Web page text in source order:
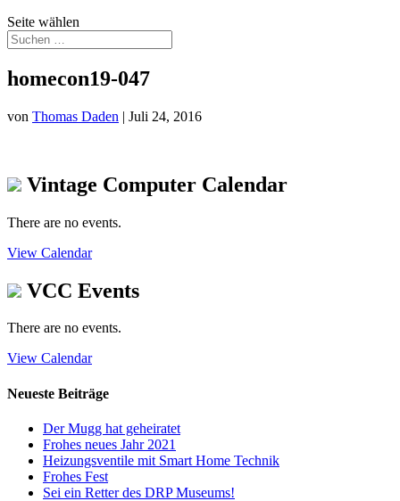
Seite wählen
homecon19-047
von Thomas Daden | Juli 24, 2016
Vintage Computer Calendar
There are no events.
View Calendar
VCC Events
There are no events.
View Calendar
Neueste Beiträge
Der Mugg hat geheiratet
Frohes neues Jahr 2021
Heizungsventile mit Smart Home Technik
Frohes Fest
Sei ein Retter des DRP Museums!